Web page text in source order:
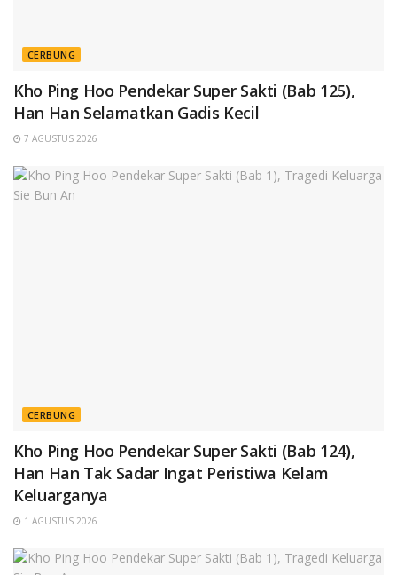
CERBUNG
Kho Ping Hoo Pendekar Super Sakti (Bab 125),
Han Han Selamatkan Gadis Kecil
7 AGUSTUS 2026
CERBUNG
Kho Ping Hoo Pendekar Super Sakti (Bab 124),
Han Han Tak Sadar Ingat Peristiwa Kelam
Keluarganya
1 AGUSTUS 2026